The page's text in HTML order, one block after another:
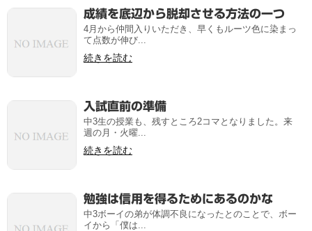
成績を底辺から脱却させる方法の一つ
4月から仲間入りいただき、早くもルーツ色に染まっ
て点数が伸び...
続きを読む
入試直前の準備
中3生の授業も、残すところ2コマとなりました。来
週の月・火曜...
続きを読む
勉強は信用を得るためにあるのかな
中3ボーイの弟が体調不良になったとのことで、ボー
イから「僕は...